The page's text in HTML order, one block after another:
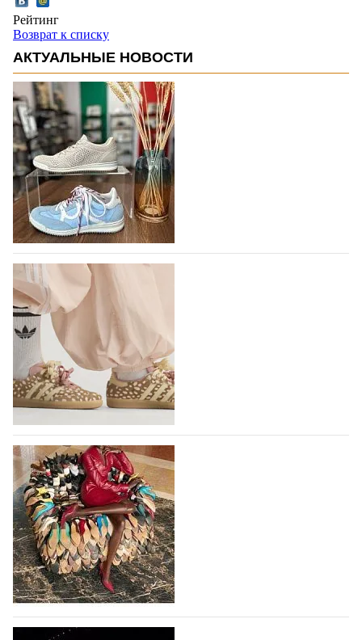
Рейтинг
Возврат к списку
АКТУАЛЬНЫЕ НОВОСТИ
В следующем году итальянский бренд
IGI&CO отметит свое 25-летие
Компания IGI&CO была основана в 2002 году как
проект, посвященный здоровью,
высокотехнологичным продуктам, стилистическим
исследованиям и итальянскому…
10.08.2026 130
Вышли новые кроссовки Adidas Samba в
принте, имитирующем шкуру оленя
Использование анималистичных принтов в дизайне
кроссовок Adidas Samba началось с выпуска
коллаборации Adidas и Wales Bonner, в 2023 году
немецкий бренд выпустил кроссовки Samba в
леопардовом принте, и они имели…
10.08.2026 553